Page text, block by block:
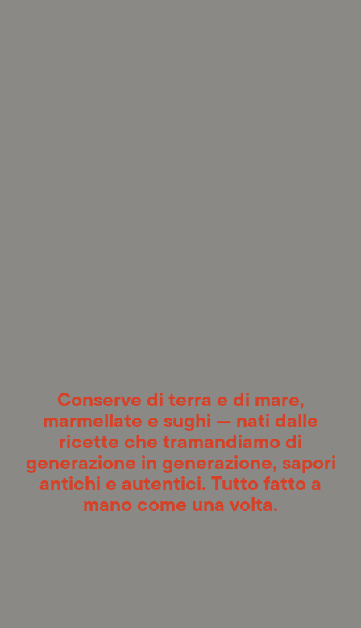
Conserve di terra e di mare,
marmellate e sughi — nati dalle
ricette che tramandiamo di
generazione in generazione, sapori
antichi e autentici. Tutto fatto a
mano come una volta.